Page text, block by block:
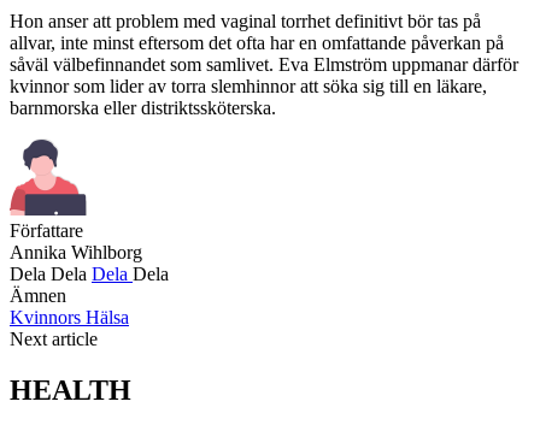
Hon anser att problem med vaginal torrhet definitivt bör tas på
allvar, inte minst eftersom det ofta har en omfattande påverkan på
såväl välbefinnandet som samlivet. Eva Elmström uppmanar därför
kvinnor som lider av torra slemhinnor att söka sig till en läkare,
barnmorska eller distriktssköterska.
Författare
Annika Wihlborg
Dela Dela Dela Dela
Ämnen
Kvinnors Hälsa
Next article
HEALTH